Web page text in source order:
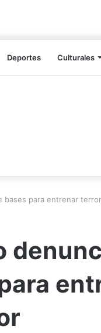
Deportes Culturales
para entrenar